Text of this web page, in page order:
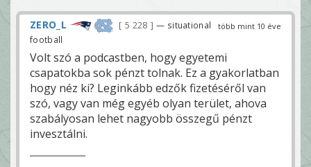
több mint 10 éve
ZERO_L 5 228
— situational
football
Volt szó a podcastben, hogy egyetemi
csapatokba sok pénzt tolnak. Ez a gyakorlatban
hogy néz ki? Leginkább edzők fizetéséről van
szó, vagy van még egyéb olyan terület, ahova
szabályosan lehet nagyobb összegű pénzt
invesztálni.